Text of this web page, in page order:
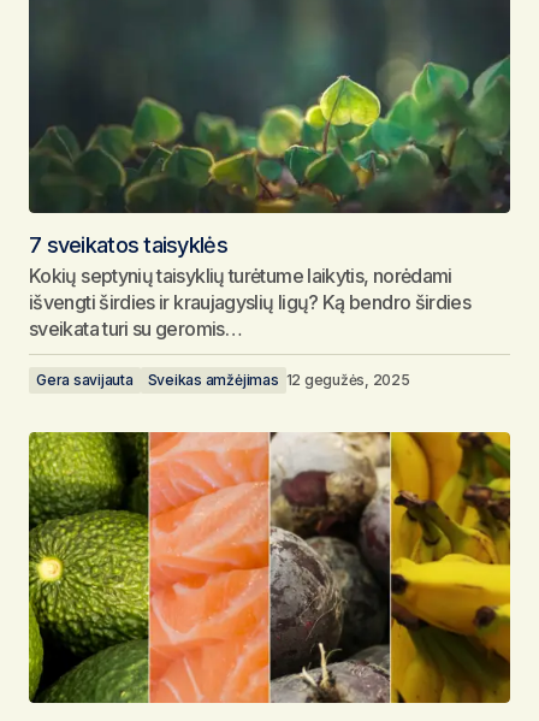
7 sveikatos taisyklės
Kokių septynių taisyklių turėtume laikytis, norėdami
išvengti širdies ir kraujagyslių ligų? Ką bendro širdies
sveikata turi su geromis…
Gera savijauta Sveikas amžėjimas 12 gegužės, 2025